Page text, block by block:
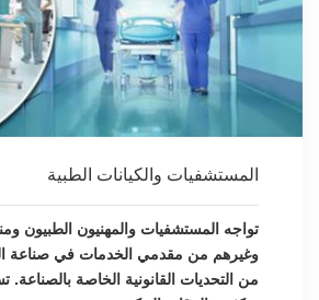
المستشفيات والكيانات الطبية
تواجه المستشفيات والمهنيون الطبيون
وغيرهم من مقدمي الخدمات في صناعة
من التحديات القانونية الخاصة بالصناعة.